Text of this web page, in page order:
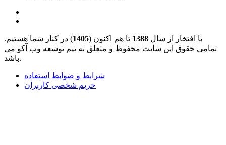
با افتخار از سال 1388 تا هم اکنون (1405) در کنار شما هستیم.
تمامی حقوق این سایت محفوظ و متعلق به تیم توسعه وب آکو می
باشد.
شرایط و ضوابط استفاده
حریم شخصی کاربران